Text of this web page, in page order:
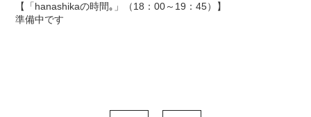
【「hanashikaの時間｡」（18：00～19：45）】
準備中です